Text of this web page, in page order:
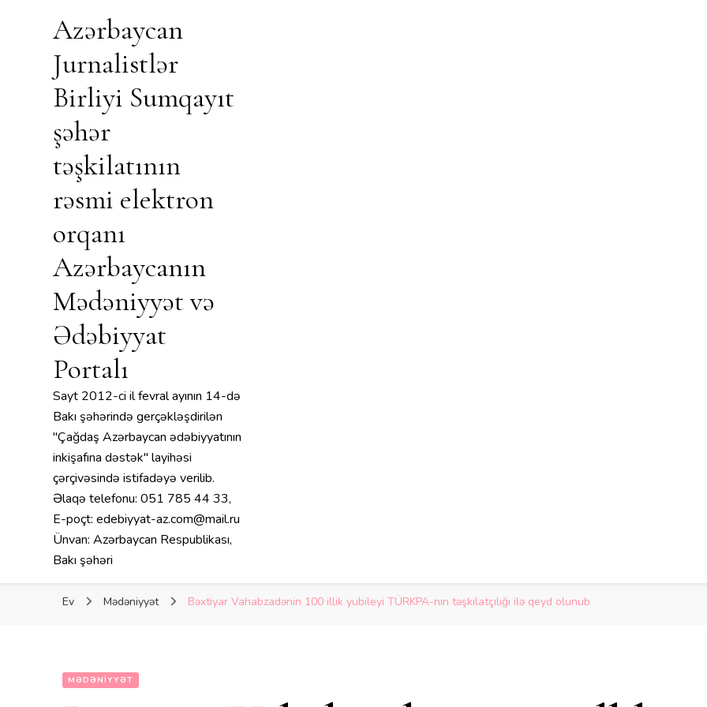
Azərbaycan
Jurnalistlər
Birliyi Sumqayıt
şəhər
təşkilatının
rəsmi elektron
orqanı
Azərbaycanın
Mədəniyyət və
Ədəbiyyat
Portalı
Sayt 2012-ci il fevral ayının 14-də
Bakı şəhərində gerçəkləşdirilən
"Çağdaş Azərbaycan ədəbiyyatının
inkişafına dəstək" layihəsi
çərçivəsində istifadəyə verilib.
Əlaqə telefonu: 051 785 44 33,
E-poçt: edebiyyat-az.com@mail.ru
Ünvan: Azərbaycan Respublikası,
Bakı şəhəri
Ev Mədəniyyət Bəxtiyar Vahabzadənin 100 illik yubileyi TÜRKPA-nın təşkilatçılığı ilə qeyd olunub
MƏDƏNIYYƏT